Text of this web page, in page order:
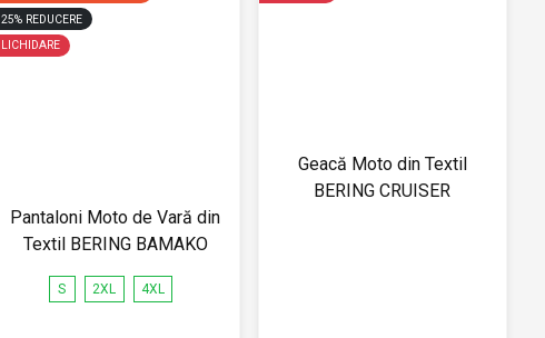
25% REDUCERE
LICHIDARE
Pantaloni Moto de Vară din
Textil BERING BAMAKO
S 2XL 4XL
Geacă Moto din Textil
BERING CRUISER